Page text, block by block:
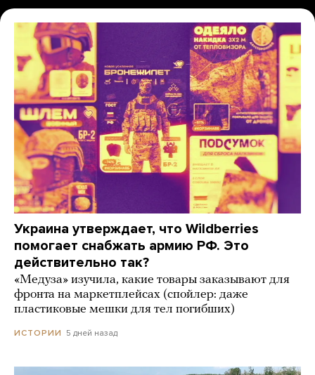
Украина утверждает, что Wildberries
помогает снабжать армию РФ. Это
действительно так?
«Медуза» изучила, какие товары заказывают для
фронта на маркетплейсах (спойлер: даже
пластиковые мешки для тел погибших)
ИСТОРИИ 5 дней назад